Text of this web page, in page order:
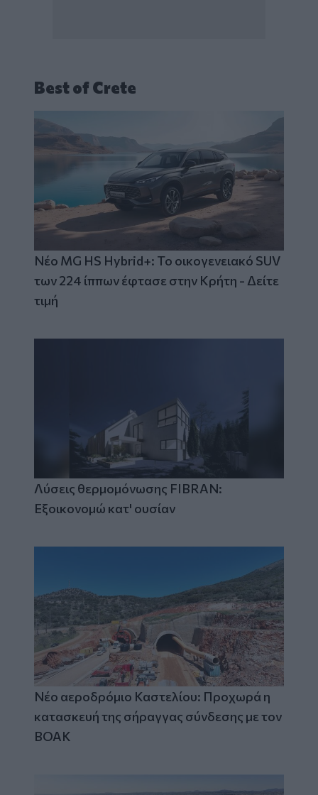
Best of Crete
Νέο MG HS Hybrid+: Το οικογενειακό SUV
των 224 ίππων έφτασε στην Κρήτη - Δείτε
τιμή
Λύσεις θερμομόνωσης FIBRAN:
Εξοικονομώ κατ' ουσίαν
Νέο αεροδρόμιο Καστελίου: Προχωρά η
κατασκευή της σήραγγας σύνδεσης με τον
ΒΟΑΚ